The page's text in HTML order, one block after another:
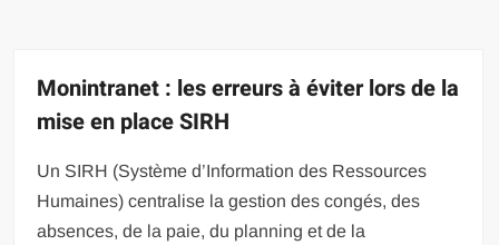
Monintranet : les erreurs à éviter lors de la
mise en place SIRH
Un SIRH (Système d’Information des Ressources
Humaines) centralise la gestion des congés, des
absences, de la paie, du planning et de la